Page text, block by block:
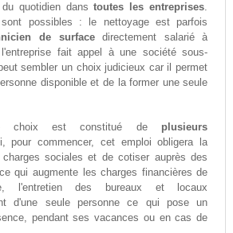
quotidien danstoutes les entreprises.
sont possibles : le nettoyage est parfois
de surfacedirectement salarié à
fait appel à une société sous-
sembler un choix judicieux car il permet
disponible et de la former une seule
choix est constitué de plusieurs
pour commencer, cet emploi obligera la
sociales et de cotiser auprès des
qui augmente les charges financières de
l'entretien des bureaux et locaux
d'une seule personne ce qui pose un
pendant ses vacances ou en cas de